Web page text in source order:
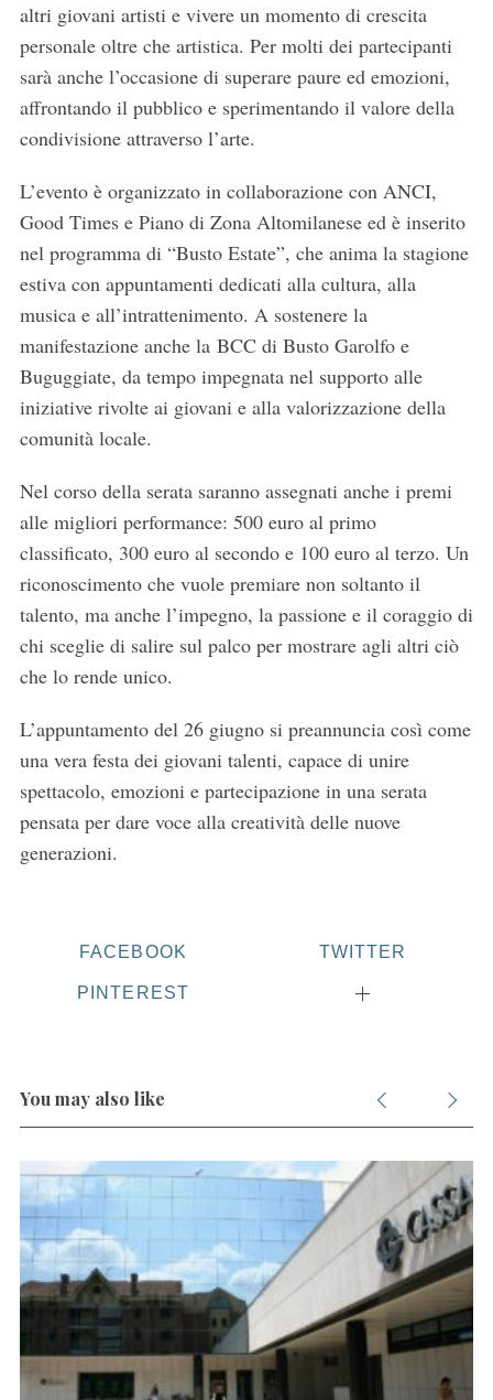
altri giovani artisti e vivere un momento di crescita
personale oltre che artistica. Per molti dei partecipanti
sarà anche l’occasione di superare paure ed emozioni,
affrontando il pubblico e sperimentando il valore della
condivisione attraverso l’arte.
L’evento è organizzato in collaborazione con ANCI,
Good Times e Piano di Zona Altomilanese ed è inserito
nel programma di “Busto Estate”, che anima la stagione
estiva con appuntamenti dedicati alla cultura, alla
musica e all’intrattenimento. A sostenere la
manifestazione anche la BCC di Busto Garolfo e
Buguggiate, da tempo impegnata nel supporto alle
iniziative rivolte ai giovani e alla valorizzazione della
comunità locale.
Nel corso della serata saranno assegnati anche i premi
alle migliori performance: 500 euro al primo
classificato, 300 euro al secondo e 100 euro al terzo. Un
riconoscimento che vuole premiare non soltanto il
talento, ma anche l’impegno, la passione e il coraggio di
chi sceglie di salire sul palco per mostrare agli altri ciò
che lo rende unico.
L’appuntamento del 26 giugno si preannuncia così come
una vera festa dei giovani talenti, capace di unire
spettacolo, emozioni e partecipazione in una serata
pensata per dare voce alla creatività delle nuove
generazioni.
FACEBOOK TWITTER
PINTEREST
You may also like
S
h
f
r